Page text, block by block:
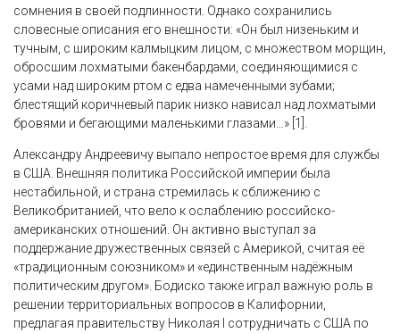
сомнения в своей подлинности. Однако сохранились
словесные описания его внешности: «Он был низеньким и
тучным, с широким калмыцким лицом, с множеством морщин,
обросшим лохматыми бакенбардами, соединяющимися с
усами над широким ртом с едва намеченными зубами;
блестящий коричневый парик низко нависал над лохматыми
бровями и бегающими маленькими глазами…» [1].
Александру Андреевичу выпало непростое время для службы
в США. Внешняя политика Российской империи была
нестабильной, и страна стремилась к сближению с
Великобританией, что вело к ослаблению российско-
американских отношений. Он активно выступал за
поддержание дружественных связей с Америкой, считая её
«традиционным союзником» и «единственным надёжным
политическим другом». Бодиско также играл важную роль в
решении территориальных вопросов в Калифорнии,
предлагая правительству Николая I сотрудничать с США по